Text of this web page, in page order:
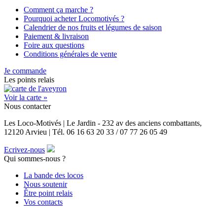
Comment ça marche ?
Pourquoi acheter Locomotivés ?
Calendrier de nos fruits et légumes de saison
Paiement & livraison
Foire aux questions
Conditions générales de vente
Je commande
Les points relais
Voir la carte »
Nous contacter
Les Loco-Motivés | Le Jardin - 232 av des anciens combattants,
12120 Arvieu | Tél. 06 16 63 20 33 / 07 77 26 05 49
Ecrivez-nous
Qui sommes-nous ?
La bande des locos
Nous soutenir
Être point relais
Vos contacts